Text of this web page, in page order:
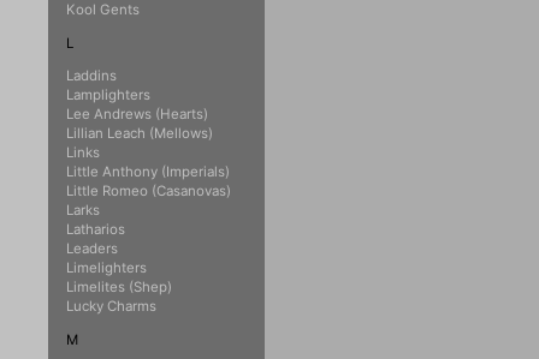
Kool Gents
L
Laddins
Lamplighters
Lee Andrews (Hearts)
Lillian Leach (Mellows)
Links
Little Anthony (Imperials)
Little Romeo (Casanovas)
Larks
Latharios
Leaders
Limelighters
Limelites (Shep)
Lucky Charms
M